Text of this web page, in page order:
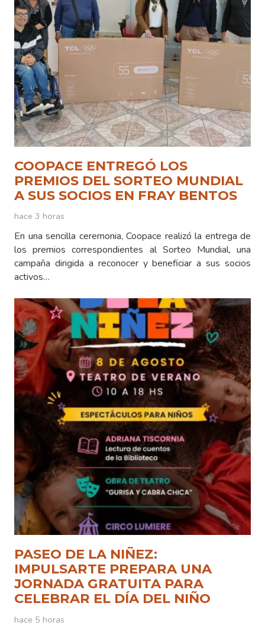
COOPACE ENTREGÓ LOS
PREMIOS DEL SORTEO MUNDIAL
A SUS SOCIOS EN FRAY BENTOS
hace 3 horas
En una sencilla ceremonia, Coopace realizó la entrega de
los premios correspondientes al Sorteo Mundial, una
campaña dirigida a reconocer y beneficiar a sus socios
activos…
PASEO DE LA NIÑEZ:
IMPULSARTE PREPARA UNA
JORNADA GRATUITA PARA
CELEBRAR EL DÍA DEL NIÑO
hace 5 horas